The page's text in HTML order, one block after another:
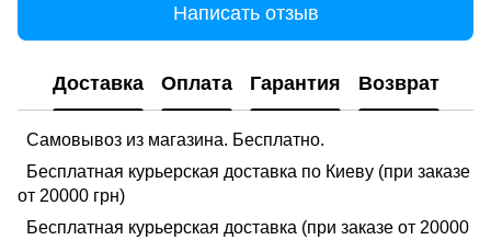
Написать отзыв
Доставка Оплата Гарантия Возврат
Самовывоз из магазина. Бесплатно.
Бесплатная курьерская доставка по Киеву (при заказе
от 20000 грн)
Бесплатная курьерская доставка (при заказе от 20000